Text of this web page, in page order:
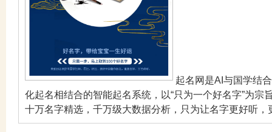
起名网是AI与国学结
化起名相结合的智能起名系统，以“只为一个好名字”为
十万名字精选，千万级大数据分析，只为让名字更好听，